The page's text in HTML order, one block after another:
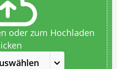
oder zum Hochladen